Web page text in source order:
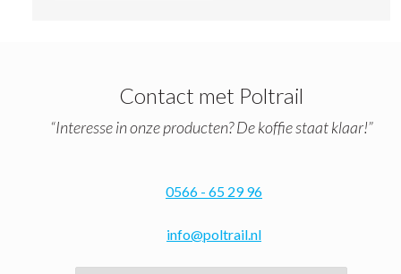
Contact met Poltrail
“Interesse in onze producten? De koffie staat klaar!”
0566 - 65 29 96
info@poltrail.nl